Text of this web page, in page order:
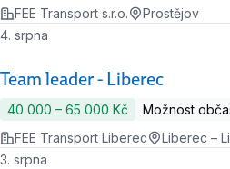
FEE Transport s.r.o. Prostějov
Team leader - Liberec
4. srpna
40 000 ‍–‍ 65 000 Kč
Možnost
FEE Transport Liberec
Liberec –
3. srpna